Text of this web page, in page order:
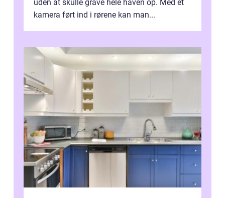
uden at skulle grave hele haven op. Med et
kamera ført ind i rørene kan man...